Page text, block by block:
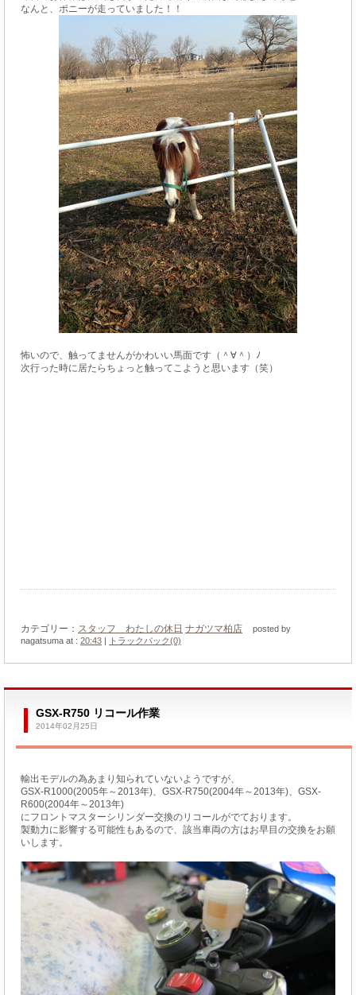
なんと、ポニーが走っていました！！
怖いので、触ってませんがかわいい馬面です（＾∀＾）ﾉ
次行った時に居たらちょっと触ってこようと思います（笑）
カテゴリー： スタッフ わたしの休日 ナガツマ柏店
posted by
nagatsuma at : 20:43 | トラックバック(0)
GSX-R750 リコール作業
2014年02月25日
輸出モデルの為あまり知られていないようですが、
GSX-R1000(2005年～2013年)、GSX-R750(2004年～2013年)、GSX-
R600(2004年～2013年)
にフロントマスターシリンダー交換のリコールがでております。
製動力に影響する可能性もあるので、該当車両の方はお早目の交換をお願
いします。